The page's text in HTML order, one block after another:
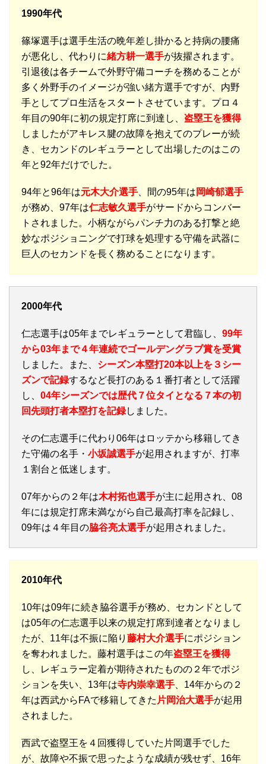
1990年代
篠塚選手は選手生活の晩年差し掛かると持病の腰痛
が悪化し、代わりに緒方耕一選手が抜擢されます。
引退後は各チームで外野守備コーチを務めることが
多く外野手のイメージが強い緒方選手ですが、内野
手としてプロ生活をスタートさせています。プロ４
年目の90年に初の規定打席に到達し、 盗塁王を獲得
しましたがアキレス腱の故障を抱えてのプレーが続
き、セカンドのレギュラーとして出場したのはこの
年と92年だけでした。
94年と96年は元木大介選手 、間の95年は 岡崎郁選手
が務め、97年は仁志敏久選手がサードからコンバー
トされました。小柄ながらパンチ力のある打撃と絶
妙なポジショニングで打球を処理する守備を武器に
巨人のセカンドを長く務めることになります。
2000年代
仁志選手は05年までレギュラーとして君臨し、 99年
から03年まで４年連続でゴールデングラブ賞を受賞
しました。また、 シーズン本塁打20本以上を３シー
ズンで記録するなど長打のある１番打者として活躍
し、 04年シーズンでは歴代７位タイとなる７本の初
回先頭打者本塁打を記録しました。
その仁志選手に代わり06年はロッテから移籍してき
た守備の名手・ 小坂誠選手が起用されますが、打率
１割台と低迷します。
07年からの２年は木村拓也選手が主に起用され、08
年には規定打席未満ながら自己最高打率を記録し、
09年は４年目の脇谷亮太選手が起用されました。
2010年代
10年は09年に続き脇谷選手が務め、セカンドとして
は05年の仁志選手以来の規定打席到達者となりまし
たが、11年は不振に陥り 藤村大介選手にポジション
を奪われました。藤村選手はこの年盗塁王を獲得
し、レギュラー定着が期待されたものの２年でポジ
ションを失い、13年は寺内崇幸選手 、14年からの２
年は西武からFAで移籍してきた 片岡治大選手が起用
されました。
西武で盗塁王を４回獲得していた片岡選手でした
が、故障や不振で思ったような成績が残せず、16年